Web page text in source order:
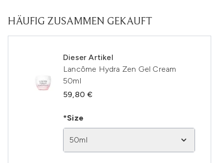
HÄUFIG ZUSAMMEN GEKAUFT
Dieser Artikel
Lancôme Hydra Zen Gel Cream
50ml
59,80 €
*Size
50ml